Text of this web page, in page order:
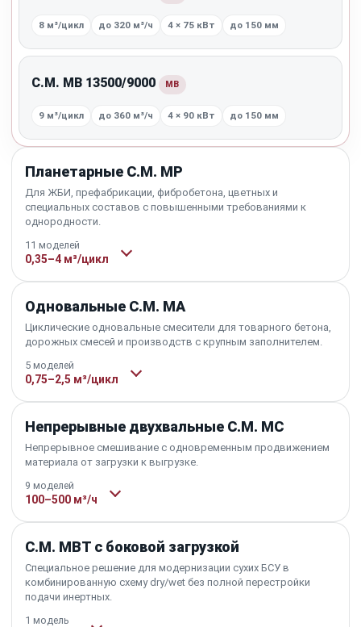
8 м³/цикл до 320 м³/ч 4 × 75 кВт до 150 мм
C.M. MB 13500/9000 MB
9 м³/цикл до 360 м³/ч 4 × 90 кВт до 150 мм
Планетарные C.M. MP
Для ЖБИ, префабрикации, фибробетона, цветных и
специальных составов с повышенными требованиями к
однородности.
11 моделей
0,35–4 м³/цикл
Одновальные C.M. MA
Циклические одновальные смесители для товарного бетона,
дорожных смесей и производств с крупным заполнителем.
5 моделей
0,75–2,5 м³/цикл
Непрерывные двухвальные C.M. MC
Непрерывное смешивание с одновременным продвижением
материала от загрузки к выгрузке.
9 моделей
100–500 м³/ч
C.M. MBT с боковой загрузкой
Специальное решение для модернизации сухих БСУ в
комбинированную схему dry/wet без полной перестройки
подачи инертных.
1 модель